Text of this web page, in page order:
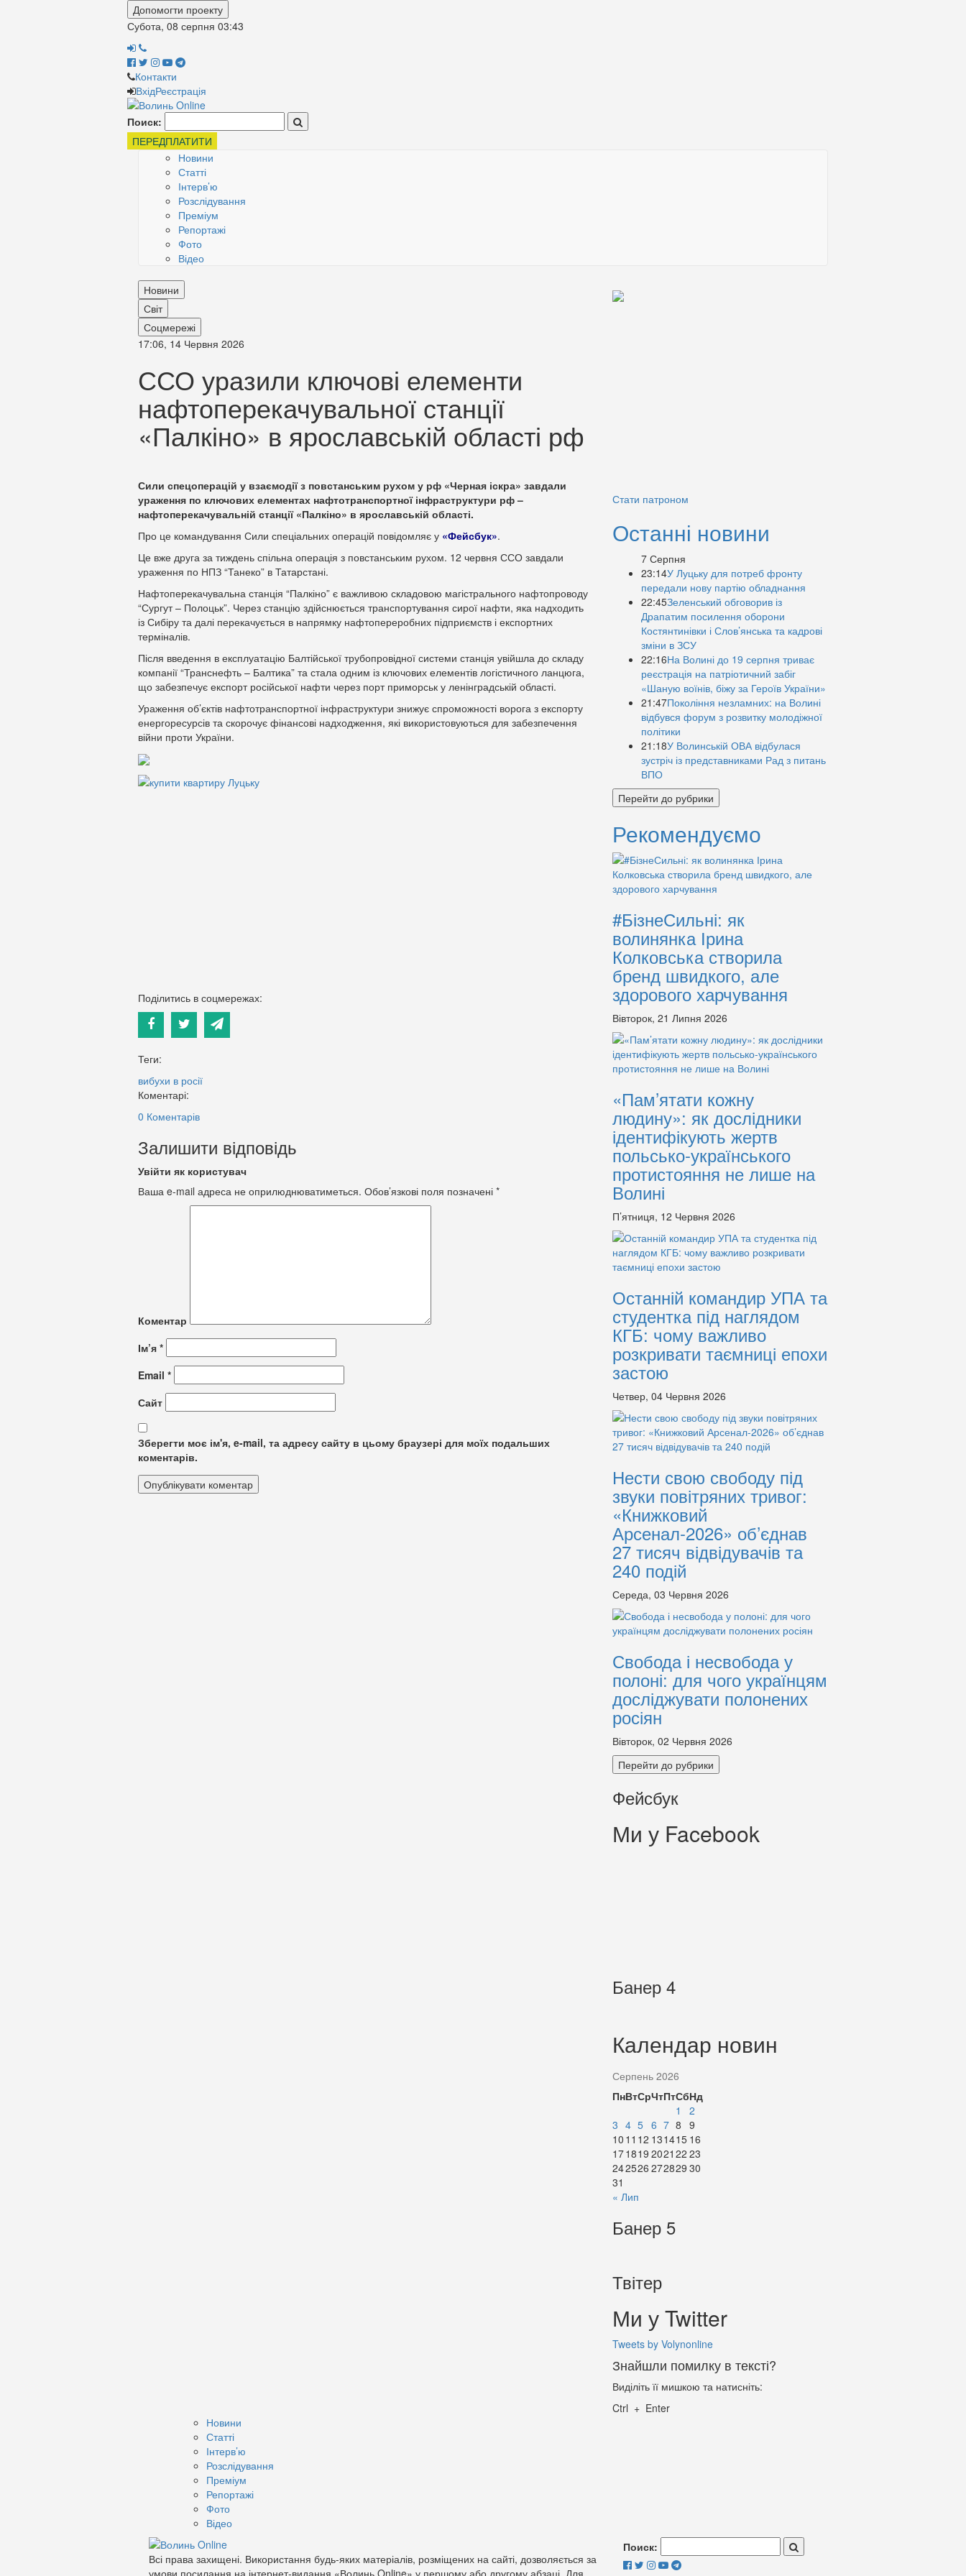
Допомогти проекту
Субота, 08 серпня 03:43
Контакти
ВхідРеєстрація
Поиск:
ПЕРЕДПЛАТИТИ
Новини
Статті
Інтерв’ю
Розслідування
Преміум
Репортажі
Фото
Відео
Новини
Світ
Соцмережі
17:06, 14 Червня 2026
ССО уразили ключові елементи
нафтоперекачувальної станції
«Палкіно» в ярославській області рф
Сили спецоперацій у взаємодії з повстанським рухом у рф «Черная іскра» завдали
ураження по ключових елементах нафтотранспортної інфраструктури рф –
нафтоперекачувальній станції «Палкіно» в ярославській області.
Про це командування Сили спеціальних операцій повідомляє у «Фейсбук».
Це вже друга за тиждень спільна операція з повстанським рухом. 12 червня ССО завдали
ураження по НПЗ “Танеко” в Татарстані.
Нафтоперекачувальна станція “Палкіно” є важливою складовою магістрального нафтопроводу
“Сургут – Полоцьк”. Через станцію здійснюється транспортування сирої нафти, яка надходить
із Сибіру та далі перекачується в напрямку нафтопереробних підприємств і експортних
терміналів.
Після введення в експлуатацію Балтійської трубопровідної системи станція увійшла до складу
компанії “Транснефть – Балтика” та стала одним із ключових елементів логістичного ланцюга,
що забезпечує експорт російської нафти через порт приморськ у ленінградській області.
Ураження об’єктів нафтотранспортної інфраструктури знижує спроможності ворога з експорту
енергоресурсів та скорочує фінансові надходження, які використовуються для забезпечення
війни проти України.
Поділитись в соцмережах:
Теги:
вибухи в росії
Коментарі:
0 Коментарів
Залишити відповідь
Увійти як користувач
Ваша e-mail адреса не оприлюднюватиметься. Обов’язкові поля позначені *
Коментар
Ім’я *
Email *
Сайт
Зберегти моє ім'я, e-mail, та адресу сайту в цьому браузері для моїх подальших
коментарів.
Стати патроном
Останні новини
7 Серпня
23:14У Луцьку для потреб фронту
передали нову партію обладнання
22:45Зеленський обговорив із
Драпатим посилення оборони
Костянтинівки і Слов’янська та кадрові
зміни в ЗСУ
22:16На Волині до 19 серпня триває
реєстрація на патріотичний забіг
«Шаную воїнів, біжу за Героїв України»
21:47Покоління незламних: на Волині
відбувся форум з розвитку молодіжної
політики
21:18У Волинській ОВА відбулася
зустріч із представниками Рад з питань
ВПО
Перейти до рубрики
Рекомендуємо
#БізнеСильні: як
волинянка Ірина
Колковська створила
бренд швидкого, але
здорового харчування
Вівторок, 21 Липня 2026
«Пам’ятати кожну
людину»: як дослідники
ідентифікують жертв
польсько-українського
протистояння не лише на
Волині
П’ятниця, 12 Червня 2026
Останній командир УПА та
студентка під наглядом
КГБ: чому важливо
розкривати таємниці епохи
застою
Четвер, 04 Червня 2026
Нести свою свободу під
звуки повітряних тривог:
«Книжковий
Арсенал-2026» об’єднав
27 тисяч відвідувачів та
240 подій
Середа, 03 Червня 2026
Свобода і несвобода у
полоні: для чого українцям
досліджувати полонених
росіян
Вівторок, 02 Червня 2026
Перейти до рубрики
Фейсбук
Ми у Facebook
Банер 4
Календар новин
Серпень 2026
ПнВтСрЧтПтСбНд
1
2
3 4 5 6 7 8 9
10 11 12 131415 16
171819 2021 22 23
242526 272829 30
31
« Лип
Банер 5
Твітер
Ми у Twitter
Tweets by Volynonline
Знайшли помилку в тексті?
Виділіть її мишкою та натисніть:
Ctrl + Enter
Новини
Статті
Інтерв’ю
Розслідування
Преміум
Репортажі
Фото
Відео
Всі права захищені. Використання будь-яких матеріалів, розміщених на сайті, дозволяється за
Поиск: